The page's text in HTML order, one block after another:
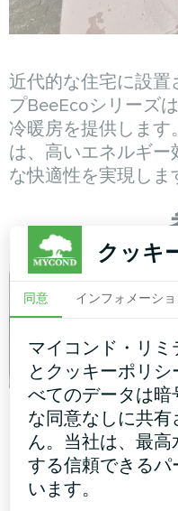
近代的な住宅に設
プBeeEcoシリーズ
冷暖房を提供しま
は、高いエネルギ
な快適性を実現しま
個人宅
ヒートポンプ式スプリッ
リーズ HEVI MHS-
MHS-U18HH
クッキ
同意 インフォメーショ
マイコンド・リ
とクッキーポリ
べてのデータは
な同意なしに共
ん。当社は、最
する信頼できる
います。